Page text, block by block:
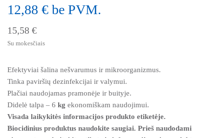
12,88 € be PVM.
15,58 €
Su mokesčiais
Efektyviai šalina nešvarumus ir mikroorganizmus.
Tinka paviršių dezinfekcijai ir valymui.
Plačiai naudojamas pramonėje ir buityje.
Didelė talpa – 6 kg ekonomiškam naudojimui.
Visada laikykitės informacijos produkto etiketėje.
Biocidinius produktus naudokite saugiai. Prieš naudodami